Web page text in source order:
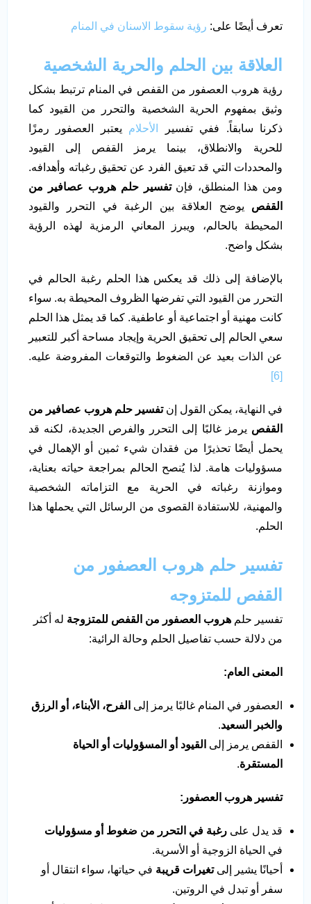
تعرف أيضًا على: رؤية سقوط الاسنان في المنام
العلاقة بين الحلم والحرية الشخصية
رؤية هروب العصفور من القفص في المنام ترتبط بشكل
وثيق بمفهوم الحرية الشخصية والتحرر من القيود كما
ذكرنا سابقاً. ففي تفسير
الأحلام يعتبر العصفور رمزًا
للحرية والانطلاق، بينما يرمز القفص إلى القيود
والمحددات التي قد تعيق الفرد عن تحقيق رغباته وأهدافه.
ومن هذا المنطلق، فإنتفسير حلم هروب عصافير من
القفص يوضح العلاقة بين الرغبة في التحرر والقيود
المحيطة بالحالم، ويبرز المعاني الرمزية لهذه الرؤية
بشكل واضح.
بالإضافة إلى ذلك قد يعكس هذا الحلم رغبة الحالم في
التحرر من القيود التي تفرضها الظروف المحيطة به. سواء
كانت مهنية أو اجتماعية أو عاطفية. كما قد يمثل هذا الحلم
سعي الحالم إلى تحقيق الحرية وإيجاد مساحة أكبر للتعبير
عن الذات بعيد عن الضغوط والتوقعات المفروضة عليه.
[6]
في النهاية، يمكن القول إنتفسير حلم هروب عصافير من
القفص يرمز غالبًا إلى التحرر والفرص الجديدة، لكنه قد
يحمل أيضًا تحذيرًا من فقدان شيء ثمين أو الإهمال في
مسؤوليات هامة. لذا يُنصح الحالم بمراجعة حياته بعناية،
وموازنة رغباته في الحرية مع التزاماته الشخصية
والمهنية، للاستفادة القصوى من الرسائل التي يحملها هذا
الحلم.
تفسير حلم هروب العصفور من
القفص للمتزوجه
تفسير حلم هروب العصفور من القفص للمتزوجة له أكثر
من دلالة حسب تفاصيل الحلم وحالة الرائية:
المعنى العام:
العصفور في المنام غالبًا يرمز إلى الفرح، الأبناء، أو الرزق
والخبر السعيد.
القفص يرمز إلى القيود أو المسؤوليات أو الحياة
المستقرة.
تفسير هروب العصفور:
قد يدل على رغبة في التحرر من ضغوط أو مسؤوليات
في الحياة الزوجية أو الأسرية.
أحيانًا يشير إلىتغيرات قريبة في حياتها، سواء انتقال أو
سفر أو تبدل في الروتين.